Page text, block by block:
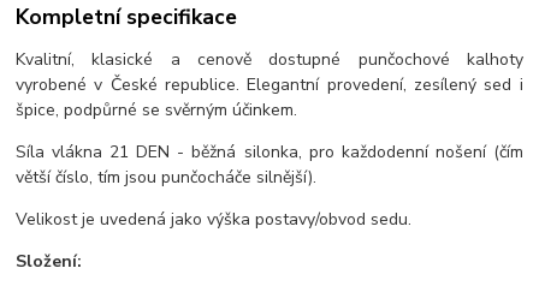
Kompletní specifikace
Kvalitní, klasické a cenově dostupné punčochové kalhoty
vyrobené v České republice. Elegantní provedení, zesílený sed i
špice, podpůrné se svěrným účinkem.
Síla vlákna 21 DEN - běžná silonka, pro každodenní nošení (čím
větší číslo, tím jsou punčocháče silnější).
Velikost je uvedená jako výška postavy/obvod sedu.
Složení: